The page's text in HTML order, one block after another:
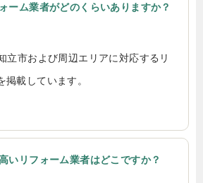
ーム業者がどのくらいありますか？
立市および周辺エリアに対応するリ
載しています。
いリフォーム業者はどこですか？